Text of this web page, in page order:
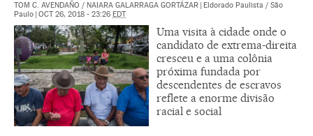
TOM C. AVENDAÑO / NAIARA GALARRAGA GORTÁZAR | Eldorado Paulista / São
Paulo | OCT 26, 2018 - 23:26 EDT
Uma visita à cidade onde o
candidato de extrema-direita
cresceu e a uma colônia
próxima fundada por
descendentes de escravos
reflete a enorme divisão
racial e social